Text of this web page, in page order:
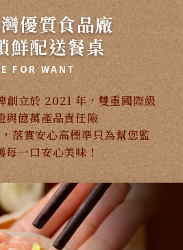
優質食品廠
鮮配送餐桌
FOR WANT
創立於 2021 年，雙重國際級
與億萬產品責任險
落實安心高標準只為幫您監
每一口安心美味！